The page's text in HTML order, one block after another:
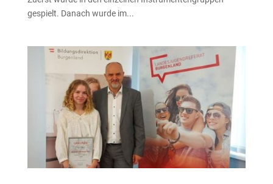
gespielt. Danach wurde im...